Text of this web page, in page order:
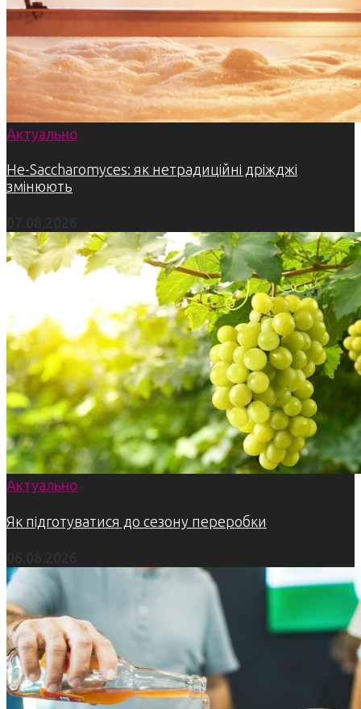
Актуально
Не-Saccharomyces: як нетрадиційні дріжджі
змінюють
Актуально
Як підготуватися до сезону переробки